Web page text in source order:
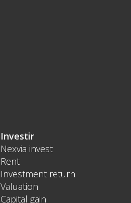
Investir
Nexvia invest
Rent
Investment return
Valuation
Capital gain